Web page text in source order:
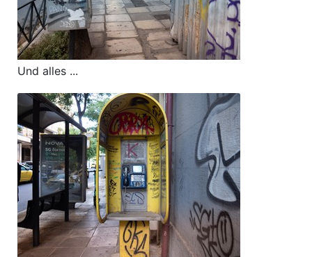
Und alles ...